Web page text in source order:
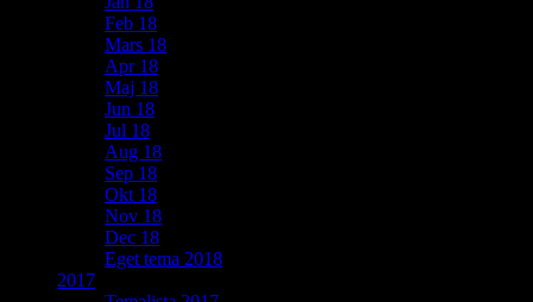
Feb 18
Mars 18
Apr 18
Maj 18
Jun 18
Jul 18
Aug 18
Sep 18
Okt 18
Nov 18
Dec 18
Eget tema 2018
2017